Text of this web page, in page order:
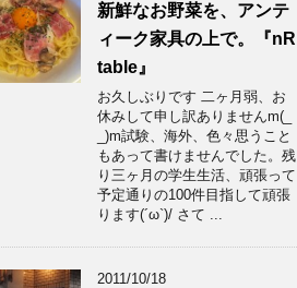
新鮮なお野菜を、アンテ
ィーク家具の上で。『nR
table』
お久しぶりです 二ヶ月弱、お
休みして申し訳ありませんm(_
_)m試験、海外、色々思うこと
もあって書けませんでした。残
り三ヶ月の学生生活、頑張って
予定通りの100件目指して頑張
ります(´ω`)/ さて ...
2011/10/18